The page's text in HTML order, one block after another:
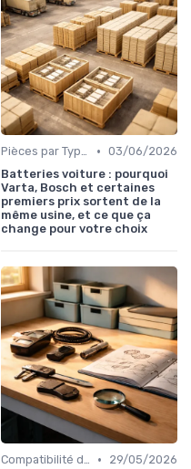
Pièces par Type (Freins, Moteur, etc.) • 03/06/2026
Batteries voiture : pourquoi
Varta, Bosch et certaines
premiers prix sortent de la
même usine, et ce que ça
change pour votre choix
Compatibilité des Pièces •
29/05/2026